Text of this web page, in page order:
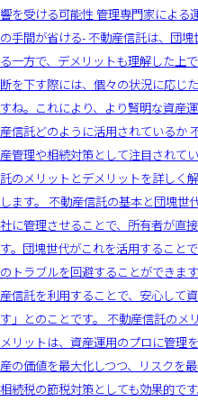
響を受ける可能性 管理専門家による
の手間が省ける- 不動産信託は、団
る一方で、デメリットも理解した上
断を下す際には、個々の状況に応じ
すね。これにより、より賢明な資産
産信託どのように活用されているか
産管理や相続対策として注目されて
託のメリットとデメリットを詳しく
します。 不動産信託の基本と団塊
社に管理させることで、所有者が直
す。団塊世代がこれを活用すること
のトラブルを回避することができま
産信託を利用することで、安心して
す」とのことです。 不動産信託のメ
メリットは、資産運用のプロに管理
産の価値を最大化しつつ、リスクを
相続税の節税対策としても効果的で